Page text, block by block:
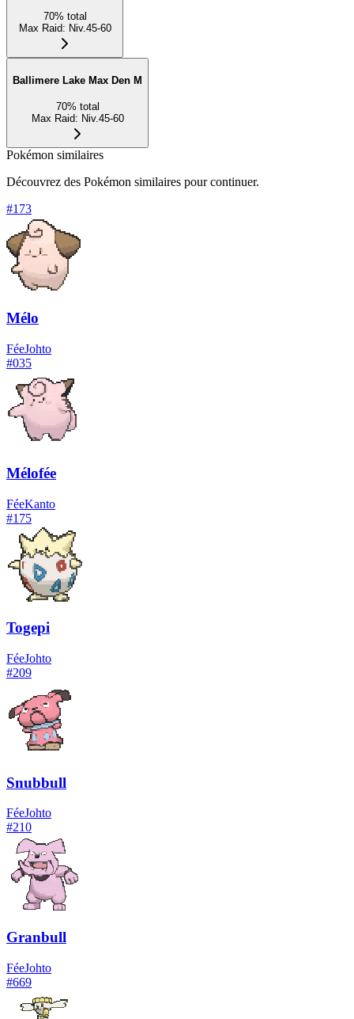
70% total
Max Raid: Niv.45-60
Ballimere Lake Max Den M
70% total
Max Raid: Niv.45-60
Pokémon similaires
Découvrez des Pokémon similaires pour continuer.
#173
Mélo
FéeJohto
#035
Mélofée
FéeKanto
#175
Togepi
FéeJohto
#209
Snubbull
FéeJohto
#210
Granbull
FéeJohto
#669